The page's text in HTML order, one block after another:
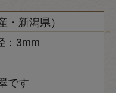
・新潟県）
：3mm
です